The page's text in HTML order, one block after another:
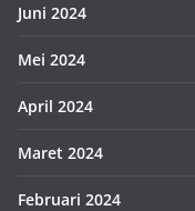
Juni 2024
Mei 2024
April 2024
Maret 2024
Februari 2024